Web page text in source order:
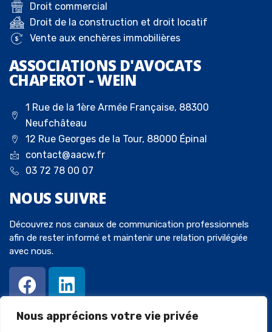
Nous apprécions votre vie privée
Droit commercial
Droit de la construction et droit locatif
Vente aux enchères immobilières
ASSOCIATIONS D'AVOCATS
CHAPEROT - WEIN
1 Rue de la 1ère Armée Française, 88300
Neufchâteau
12 Rue Georges de la Tour, 88000 Épinal
contact@aacw.fr
03 72 78 00 07
NOUS SUIVRE
Découvrez nos canaux de communication professionnels
afin de rester informé et maintenir une relation privilégiée
avec nous.